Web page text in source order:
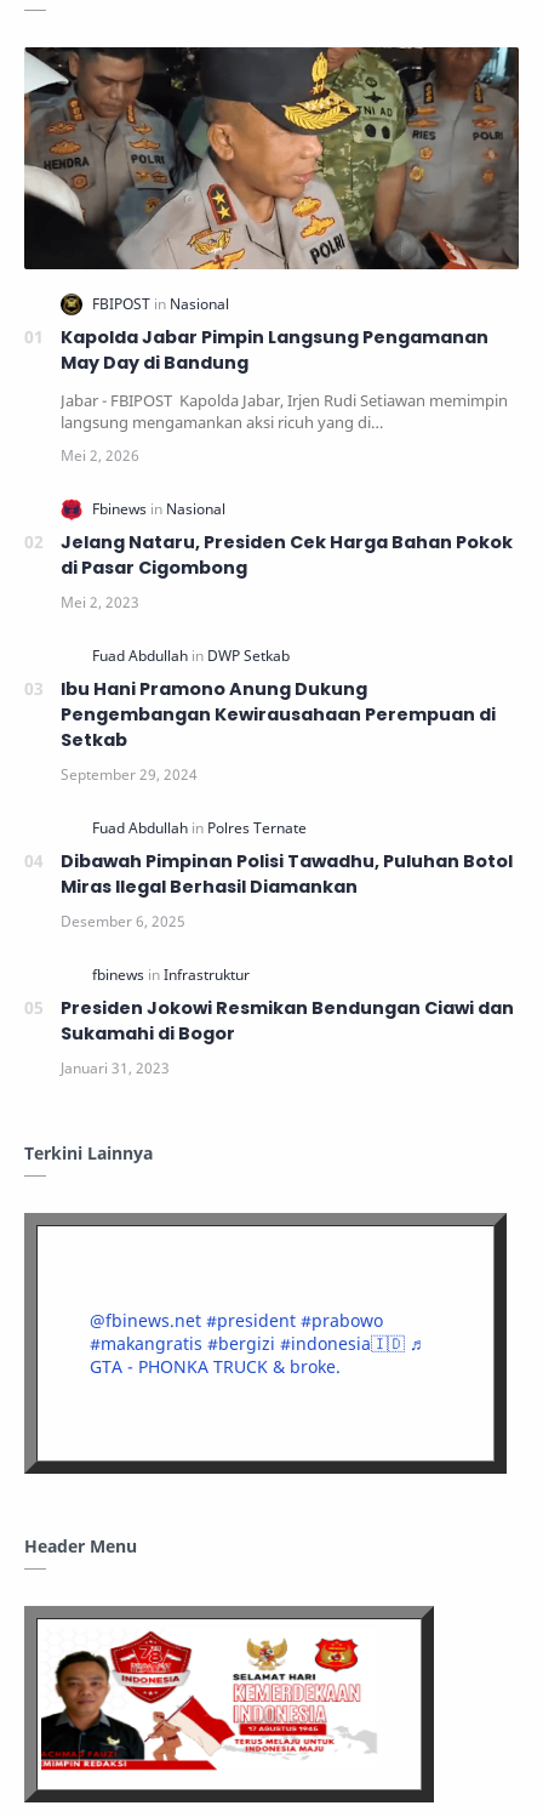
Kapolda Jabar Pimpin Langsung Pengamanan
May Day di Bandung
Jabar - FBIPOST Kapolda Jabar, Irjen Rudi Setiawan memimpin
langsung mengamankan aksi ricuh yang di…
Jelang Nataru, Presiden Cek Harga Bahan Pokok
di Pasar Cigombong
Ibu Hani Pramono Anung Dukung
Pengembangan Kewirausahaan Perempuan di
Setkab
Dibawah Pimpinan Polisi Tawadhu, Puluhan Botol
Miras Ilegal Berhasil Diamankan
Presiden Jokowi Resmikan Bendungan Ciawi dan
Sukamahi di Bogor
Terkini Lainnya
@fbinews.net #president #prabowo
#makangratis #bergizi #indonesia🇮🇩 ♬
GTA - PHONKA TRUCK & broke.
Header Menu